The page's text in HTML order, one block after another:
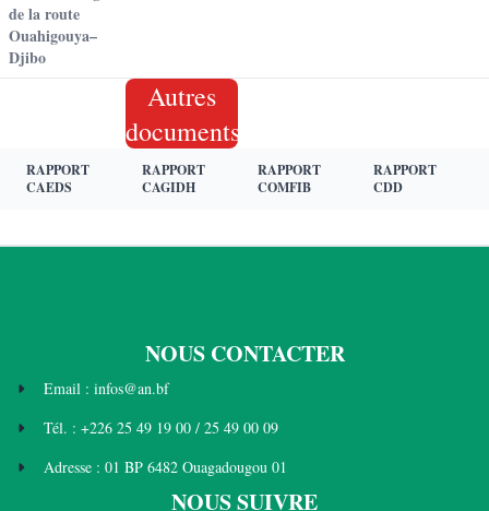
de la route
Ouahigouya–
Djibo
Autres
documents
RAPPORT
CAEDS
RAPPORT
CAGIDH
RAPPORT
COMFIB
RAPPORT
CDD
NOUS CONTACTER
Email : infos@an.bf
Tél. : +226 25 49 19 00 / 25 49 00 09
Adresse : 01 BP 6482 Ouagadougou 01
NOUS SUIVRE